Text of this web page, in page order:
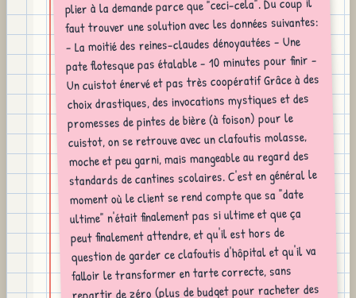
plier à la demande parce que "ceci-cela". Du coup il
faut trouver une solution avec les données suivantes:
- La moitié des reines-claudes dénoyautées - Une
pate flotesque pas étalable - 10 minutes pour finir -
Un cuistot énervé et pas très coopératif Grâce à des
choix drastiques, des invocations mystiques et des
promesses de pintes de bière (à foison) pour le
cuistot, on se retrouve avec un clafoutis molasse,
moche et peu garni, mais mangeable au regard des
standards de cantines scolaires. C'est en général le
moment où le client se rend compte que sa "date
ultime" n'était finalement pas si ultime et que ça
peut finalement attendre, et qu'il est hors de
question de garder ce clafoutis d'hôpital et qu'il va
falloir le transformer en tarte correcte, sans
repartir de zéro (plus de budget pour racheter des